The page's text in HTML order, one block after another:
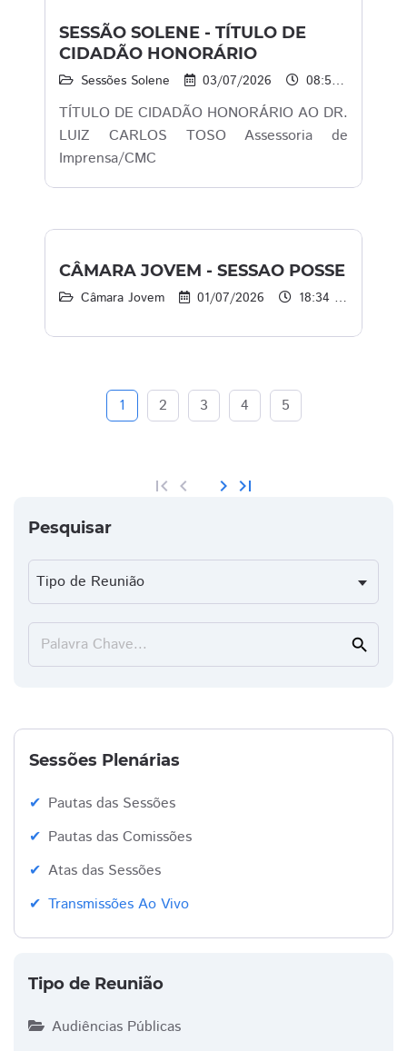
SESSÃO SOLENE - TÍTULO DE
CIDADÃO HONORÁRIO
Sessões Solene 03/07/2026 08:50 às 11:30
TÍTULO DE CIDADÃO HONORÁRIO AO DR.
LUIZ CARLOS TOSO Assessoria de
Imprensa/CMC
CÂMARA JOVEM - SESSAO POSSE
Câmara Jovem 01/07/2026 18:34 às 21:34
first_page chevron_left
1 2 3 4 5
chevron_right last_page
Pesquisar
Palavra Chave... search
Sessões Plenárias
Pautas das Sessões
Pautas das Comissões
Atas das Sessões
Transmissões Ao Vivo
Tipo de Reunião
Audiências Públicas